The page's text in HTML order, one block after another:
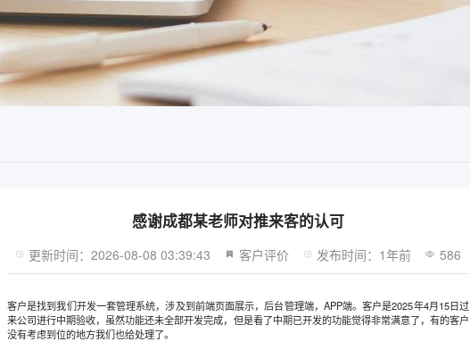
感谢成都某老师对推来客的认可
更新时间：2026-08-08 03:39:43 客户评价 发布时间：1年前 586
客户是找到我们开发一套管理系统，涉及到前端页面展示，后台管理端，APP端。客户是2025年4月15日过
来公司进行中期验收，虽然功能还未全部开发完成，但是看了中期已开发的功能觉得非常满意了，有的客户
没有考虑到位的地方我们也给处理了。